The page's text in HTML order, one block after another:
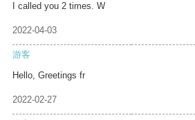
I called you 2 times. W
2022-04-03
游客
Hello, Greetings fr
2022-02-27